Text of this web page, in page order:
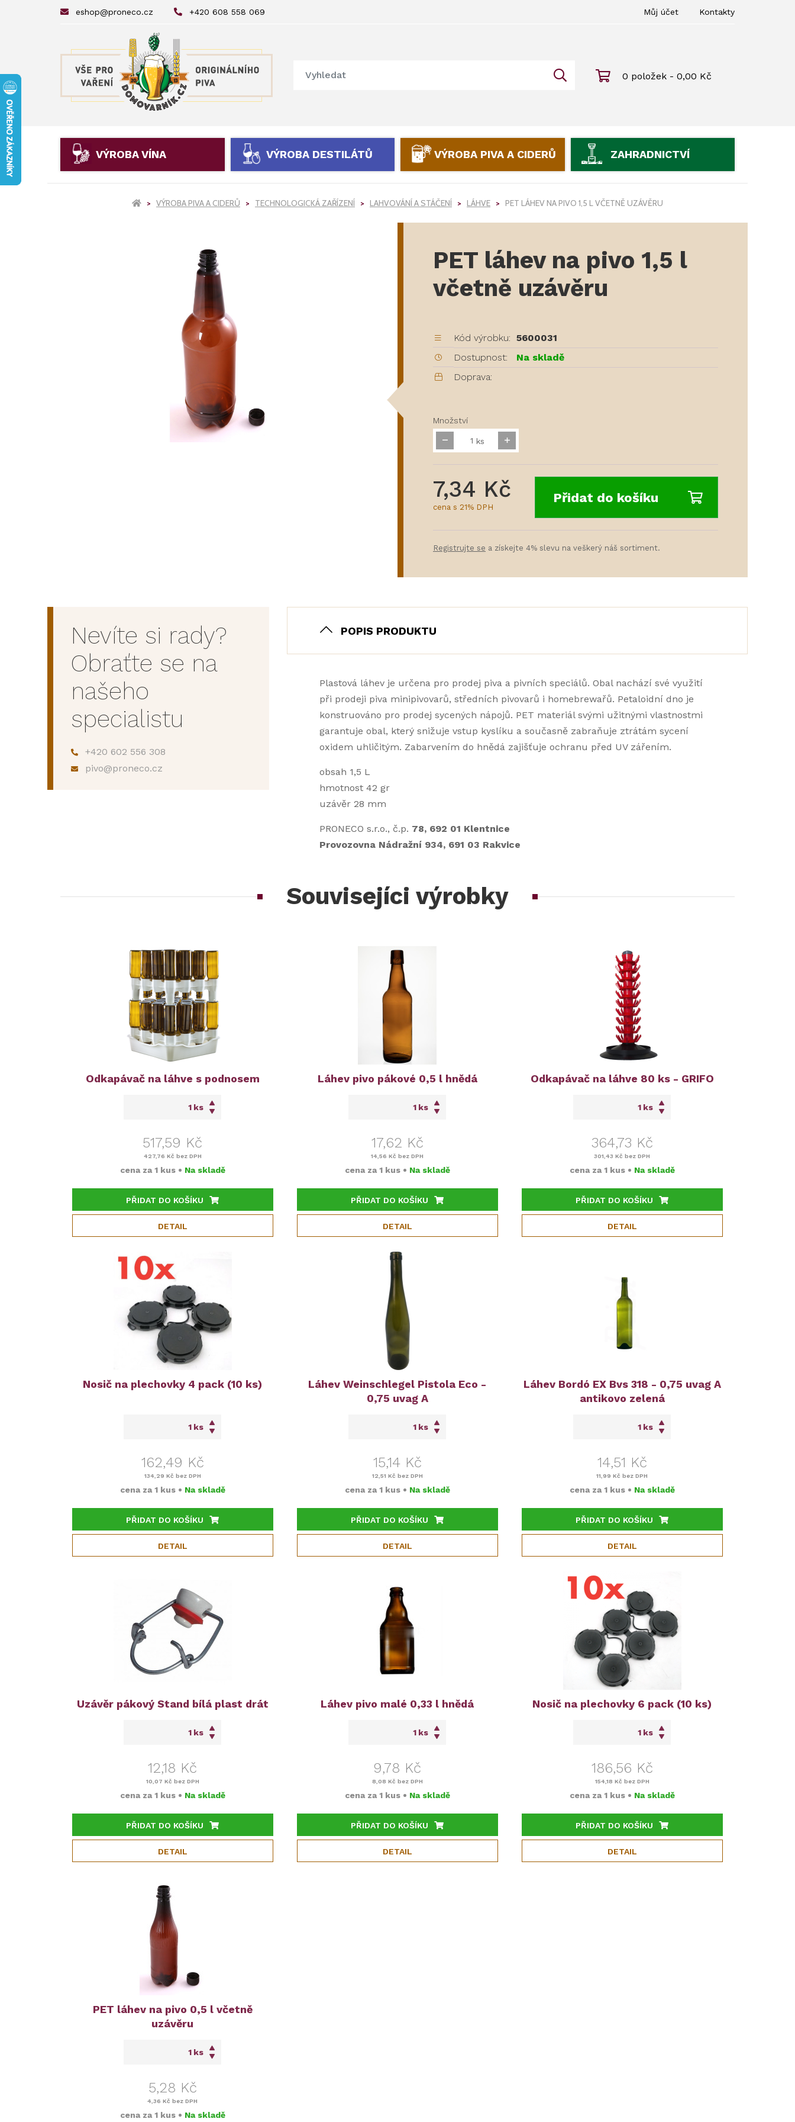
eshop@proneco.cz +420 608 558 069 Můj účet Kontakty
0 položek - 0,00 Kč
VÝROBA VÍNA VÝROBA DESTILÁTŮ VÝROBA PIVA A CIDERŮ ZAHRADNICTVÍ
VÝROBA PIVA A CIDERŮ TECHNOLOGICKÁ ZAŘÍZENÍ LAHVOVÁNÍ A STÁČENÍ LÁHVE PET LÁHEV NA PIVO 1,5 L VČETNĚ UZÁVĚRU
PET láhev na pivo 1,5 l
včetně uzávěru
Kód výrobku: 5600031
Dostupnost:
Na skladě
Doprava:
Množství
ks
7,34 Kč
cena s 21% DPH
Přidat do košíku
Registrujte se a získejte 4% slevu na veškerý náš sortiment.
Nevíte si rady?
Obraťte se na
našeho
specialistu
+420 602 556 308
pivo@proneco.cz
POPIS PRODUKTU
Plastová láhev je určena pro prodej piva a pivních speciálů. Obal nachází své využití
při prodeji piva minipivovarů, středních pivovarů i homebrewařů. Petaloidní dno je
konstruováno pro prodej sycených nápojů. PET materiál svými užitnými vlastnostmi
garantuje obal, který snižuje vstup kyslíku a současně zabraňuje ztrátám sycení
oxidem uhličitým. Zabarvením do hnědá zajišťuje ochranu před UV zářením.
obsah 1,5 L
hmotnost 42 gr
uzávěr 28 mm
PRONECO s.r.o., č.p. 78, 692 01 Klentnice
Provozovna Nádražní 934, 691 03 Rakvice
Souvisejíci výrobky
Odkapávač na láhve s podnosem
ks
517,59 Kč
427,76 Kč bez DPH
cena za 1 kus • Na skladě
PŘIDAT DO KOŠÍKU
DETAIL
Láhev pivo pákové 0,5 l hnědá
ks
17,62 Kč
14,56 Kč bez DPH
cena za 1 kus • Na skladě
PŘIDAT DO KOŠÍKU
DETAIL
Odkapávač na láhve 80 ks - GRIFO
ks
364,73 Kč
301,43 Kč bez DPH
cena za 1 kus • Na skladě
PŘIDAT DO KOŠÍKU
DETAIL
Nosič na plechovky 4 pack (10 ks)
ks
162,49 Kč
134,29 Kč bez DPH
cena za 1 kus • Na skladě
PŘIDAT DO KOŠÍKU
DETAIL
Láhev Weinschlegel Pistola Eco -
0,75 uvag A
ks
15,14 Kč
12,51 Kč bez DPH
cena za 1 kus • Na skladě
PŘIDAT DO KOŠÍKU
DETAIL
Láhev Bordó EX Bvs 318 - 0,75 uvag A
antikovo zelená
ks
14,51 Kč
11,99 Kč bez DPH
cena za 1 kus • Na skladě
PŘIDAT DO KOŠÍKU
DETAIL
Uzávěr pákový Stand bílá plast drát
ks
12,18 Kč
10,07 Kč bez DPH
cena za 1 kus • Na skladě
PŘIDAT DO KOŠÍKU
DETAIL
Láhev pivo malé 0,33 l hnědá
ks
9,78 Kč
8,08 Kč bez DPH
cena za 1 kus • Na skladě
PŘIDAT DO KOŠÍKU
DETAIL
Nosič na plechovky 6 pack (10 ks)
ks
186,56 Kč
154,18 Kč bez DPH
cena za 1 kus • Na skladě
PŘIDAT DO KOŠÍKU
DETAIL
PET láhev na pivo 0,5 l včetně
uzávěru
ks
5,28 Kč
4,36 Kč bez DPH
cena za 1 kus • Na skladě